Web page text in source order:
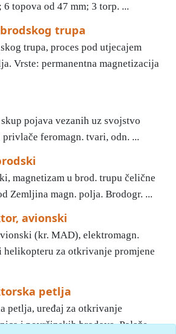
topova od 47 mm; 3 torp. ...
trupa
trupa, proces pod utjecajem
Vrste: permanentna magnetizacija
pojava vezanih uz svojstvo
feromagn. tvari, odn. ...
magnetizam u brod. trupu čelične
Zemljina magn. polja. Brodogr. ...
avionski
(kr. MAD), elektromagn.
za otkrivanje promjene
petlja
petlja, uređaj za otkrivanje
i površinskih brodova. Polaže ...